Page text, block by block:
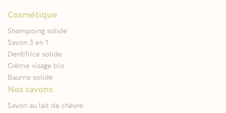
Cosmétique
Shampoing solide
Savon 3 en 1
Dentifrice solide
Crème visage bio
Baume solide
Nos savons
Savon au lait de chèvre